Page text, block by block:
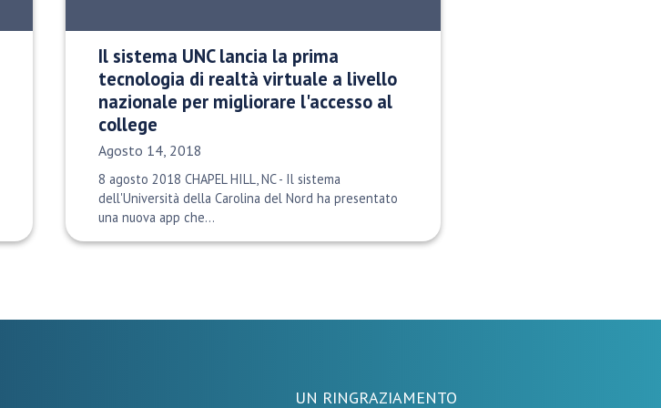
Il sistema UNC lancia la prima
tecnologia di realtà virtuale a livello
nazionale per migliorare l'accesso al
college
Data di pubblicazione:
Agosto 14, 2018
8 agosto 2018 CHAPEL HILL, NC - Il sistema
dell'Università della Carolina del Nord ha presentato
una nuova app che...
UN RINGRAZIAMENTO